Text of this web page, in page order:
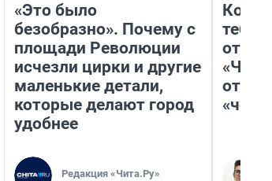
«Это было
безобразно». Почему с
площади Революции
исчезли цирки и другие
маленькие детали,
которые делают город
удобнее
Редакция «Чита.Ру»
тебя